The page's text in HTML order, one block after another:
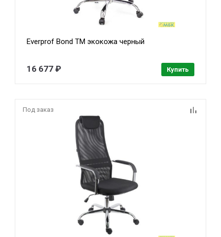
Everprof Bond TM экокожа черный
16 677 ₽ Купить
Под заказ